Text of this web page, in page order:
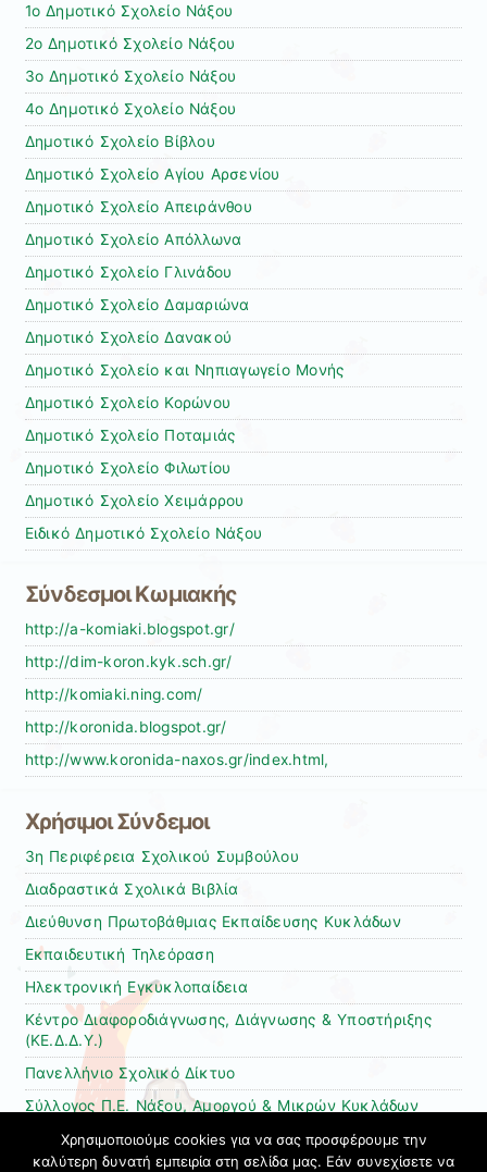
1ο Δημοτικό Σχολείο Νάξου
2ο Δημοτικό Σχολείο Νάξου
3ο Δημοτικό Σχολείο Νάξου
4ο Δημοτικό Σχολείο Νάξου
Δημοτικό Σχολείο Bίβλου
Δημοτικό Σχολείο Αγίου Αρσενίου
Δημοτικό Σχολείο Απειράνθου
Δημοτικό Σχολείο Απόλλωνα
Δημοτικό Σχολείο Γλινάδου
Δημοτικό Σχολείο Δαμαριώνα
Δημοτικό Σχολείο Δανακού
Δημοτικό Σχολείο και Νηπιαγωγείο Μονής
Δημοτικό Σχολείο Κορώνου
Δημοτικό Σχολείο Ποταμιάς
Δημοτικό Σχολείο Φιλωτίου
Δημοτικό Σχολείο Χειμάρρου
Ειδικό Δημοτικό Σχολείο Νάξου
Σύνδεσμοι Κωμιακής
http://a-komiaki.blogspot.gr/
http://dim-koron.kyk.sch.gr/
http://komiaki.ning.com/
http://koronida.blogspot.gr/
http://www.koronida-naxos.gr/index.html,
Χρήσιμοι Σύνδεμοι
3η Περιφέρεια Σχολικού Συμβούλου
Διαδραστικά Σχολικά Βιβλία
Διεύθυνση Πρωτοβάθμιας Εκπαίδευσης Κυκλάδων
Εκπαιδευτική Τηλεόραση
Ηλεκτρονική Εγκυκλοπαίδεια
Κέντρο Διαφοροδιάγνωσης, Διάγνωσης & Υποστήριξης
(ΚΕ.Δ.Δ.Υ.)
Πανελλήνιο Σχολικό Δίκτυο
Σύλλογος Π.Ε. Νάξου, Αμοργού & Μικρών Κυκλάδων
Υπουργείο Παιδείας και Θρησκευμάτων
Χρησιμοποιούμε cookies για να σας προσφέρουμε την
καλύτερη δυνατή εμπειρία στη σελίδα μας. Εάν συνεχίσετε να